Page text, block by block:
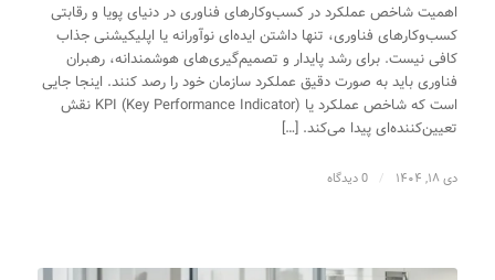
اهمیت شاخص عملکرد در کسب‌وکارهای فناوری در دنیای پویا و رقابتی
کسب‌وکارهای فناوری، تنها داشتن ایده‌ای نوآورانه یا اپلیکیشنی جذاب
کافی نیست. برای رشد پایدار و تصمیم‌گیری‌های هوشمندانه، رهبران
فناوری باید به صورت دقیق عملکرد سازمان خود را رصد کنند. اینجا جایی
است که شاخص عملکرد یا KPI (Key Performance Indicator) نقش
تعیین‌کننده‌ای پیدا می‌کند. […]
دی ۱۸, ۱۴۰۴ / 0 دیدگاه